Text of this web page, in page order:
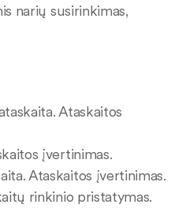
narių susirinkimas,
Ataskaitos
įvertinimas.
Ataskaitos įvertinimas.
rinkinio pristatymas.